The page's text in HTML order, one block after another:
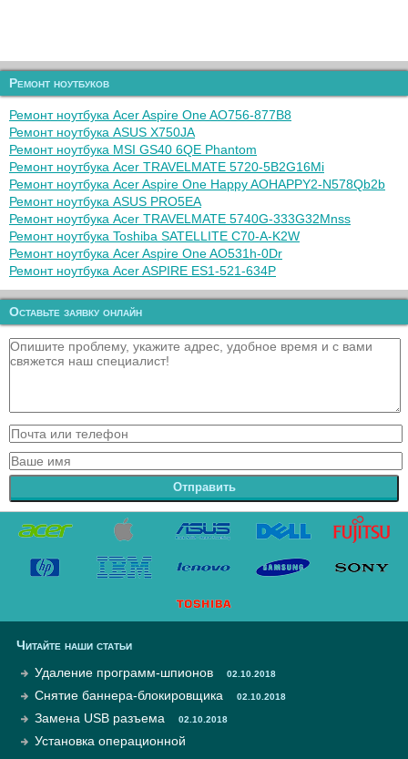
Ремонт ноутбуков
Ремонт ноутбука Acer Aspire One AO756-877B8
Ремонт ноутбука ASUS X750JA
Ремонт ноутбука MSI GS40 6QE Phantom
Ремонт ноутбука Acer TRAVELMATE 5720-5B2G16Mi
Ремонт ноутбука Acer Aspire One Happy AOHAPPY2-N578Qb2b
Ремонт ноутбука ASUS PRO5EA
Ремонт ноутбука Acer TRAVELMATE 5740G-333G32Mnss
Ремонт ноутбука Toshiba SATELLITE C70-A-K2W
Ремонт ноутбука Acer Aspire One AO531h-0Dr
Ремонт ноутбука Acer ASPIRE ES1-521-634P
Оставьте заявку онлайн
Отправить
Читайте наши статьи
Удаление программ-шпионов
02.10.2018
Снятие баннера-блокировщика 02.10.2018
Замена USB разъема 02.10.2018
Установка операционной